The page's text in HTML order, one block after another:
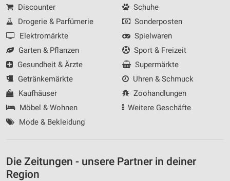
Discounter
Drogerie & Parfümerie
Elektromärkte
Garten & Pflanzen
Gesundheit & Ärzte
Getränkemärkte
Kaufhäuser
Möbel & Wohnen
Mode & Bekleidung
Schuhe
Sonderposten
Spielwaren
Sport & Freizeit
Supermärkte
Uhren & Schmuck
Zoohandlungen
Weitere Geschäfte
Die Zeitungen - unsere Partner in deiner
Region